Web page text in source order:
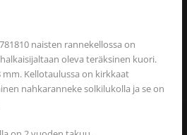
naisten rannekellossa on
oleva teräksinen kuori.
Kellotaulussa on kirkkaat
nahkaranneke solkilukolla ja se on